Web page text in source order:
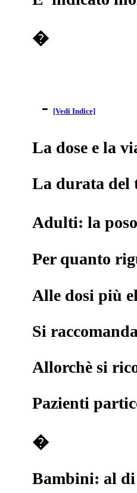
�
- [Vedi Indice]
La dose e la
La durata del
Adulti: la
Per quanto
Alle dosi più
Si
Allorchè si
Pazienti
�
Bambini: al di